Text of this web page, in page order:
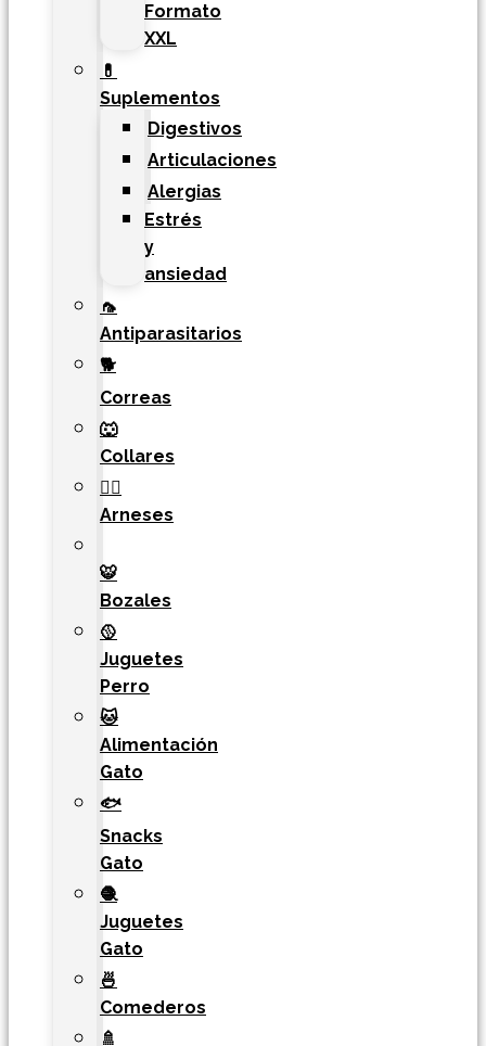
Formato
XXL
💊
Suplementos
Digestivos
Articulaciones
Alergias
Estrés
y
ansiedad
🦟
Antiparasitarios
🐕
Correas
🐺
Collares
🐕‍🦺
Arneses
🐯​
Bozales
🥎
Juguetes
Perro
🐱
Alimentación
Gato
🐟
Snacks
Gato
🧶
Juguetes
Gato
🍜
Comederos
🚿